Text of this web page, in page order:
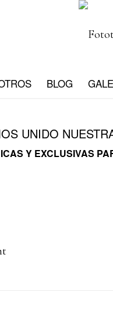
BLOG
UNIDO
Y EXCLUSIVAS